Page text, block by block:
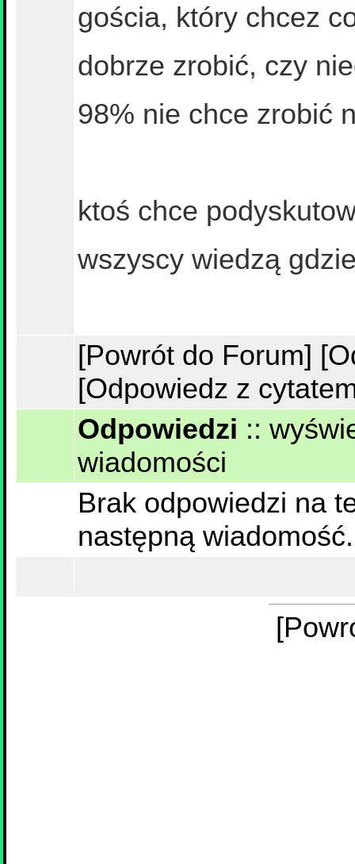
gościa, który chcez
dobrze zrobić, czy
98% nie chce zrobić
ktoś chce
wszyscy wiedzą
[Powrót do Forum]
[Odpowiedz z
Odpowiedzi ::
wiadomości
Brak odpowiedzi na
następną wiadomość.